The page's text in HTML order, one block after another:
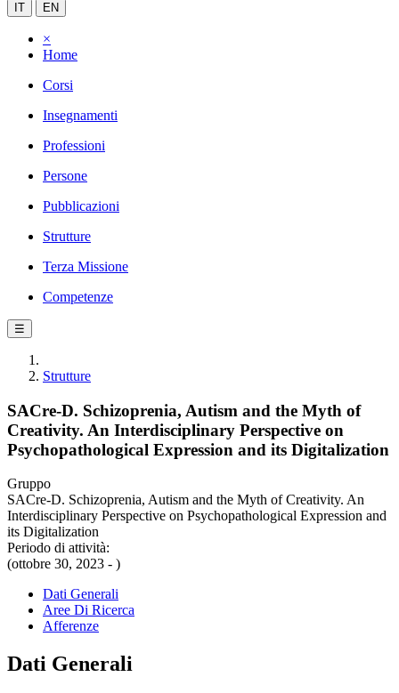
IT EN
×
Home
Corsi
Insegnamenti
Professioni
Persone
Pubblicazioni
Strutture
Terza Missione
Competenze
☰
Strutture
SACre-D. Schizoprenia, Autism and the Myth of
Creativity. An Interdisciplinary Perspective on
Psychopathological Expression and its Digitalization
Gruppo
SACre-D. Schizoprenia, Autism and the Myth of Creativity. An
Interdisciplinary Perspective on Psychopathological Expression and
its Digitalization
Periodo di attività:
(ottobre 30, 2023 - )
Dati Generali
Aree Di Ricerca
Afferenze
Dati Generali